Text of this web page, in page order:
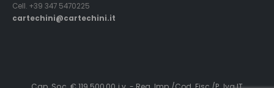
Cell. +39 347 5470225
cartechini@cartechini.it